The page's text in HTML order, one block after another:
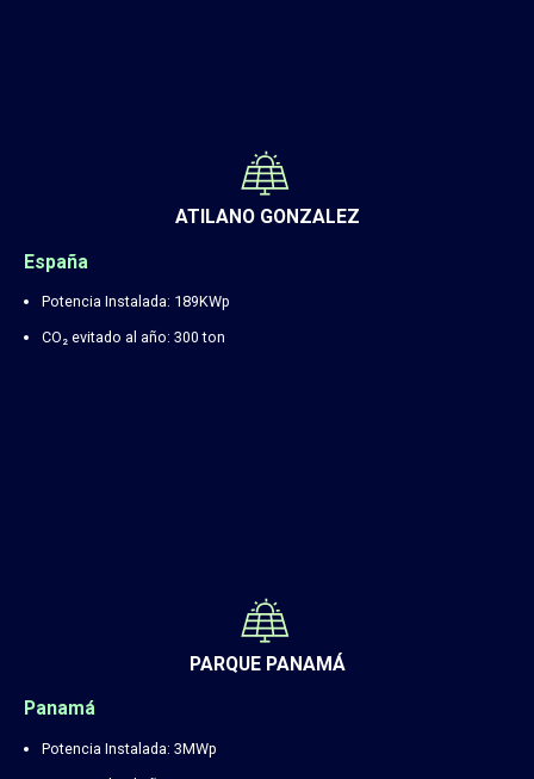
ATILANO GONZALEZ
España
Potencia Instalada: 189KWp
CO₂ evitado al año: 300 ton
PARQUE PANAMÁ
Panamá
Potencia Instalada: 3MWp